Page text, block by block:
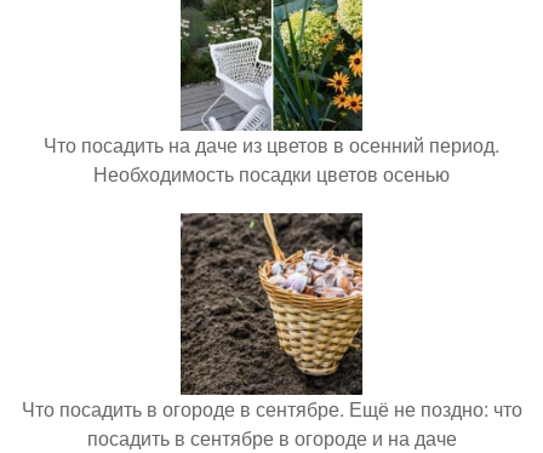
Что посадить на даче из цветов в осенний период.
Необходимость посадки цветов осенью
Что посадить в огороде в сентябре. Ещё не поздно: что
посадить в сентябре в огороде и на даче